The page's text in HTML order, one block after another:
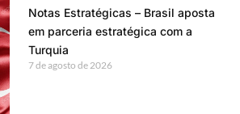
Notas Estratégicas – Brasil aposta
em parceria estratégica com a
Turquia
7 de agosto de 2026